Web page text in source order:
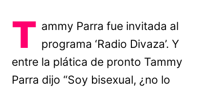
T ammy Parra fue invitada al
programa ‘Radio Divaza’. Y
entre la plática de pronto Tammy
Parra dijo “Soy bisexual, ¿no lo